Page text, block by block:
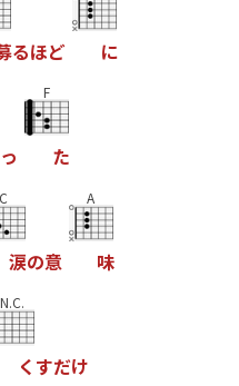
るほど に
っ
F
た
C
涙の意
A
味
N.C.
く すだけ